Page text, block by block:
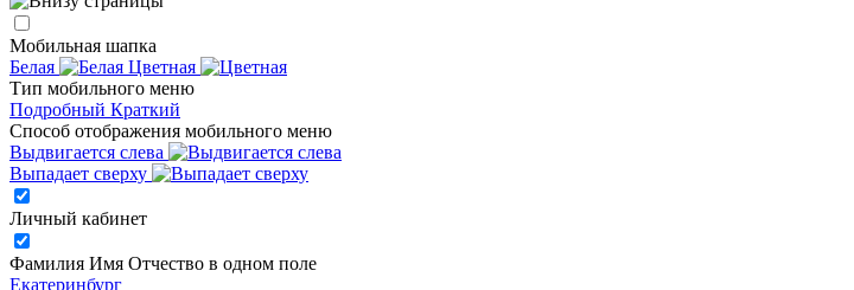
Мобильная шапка
Белая
Цветная
Тип мобильного меню
Подробный Краткий
Способ отображения мобильного меню
Выдвигается слева
Выпадает сверху
Личный кабинет
Фамилия Имя Отчество в одном поле
Екатеринбург